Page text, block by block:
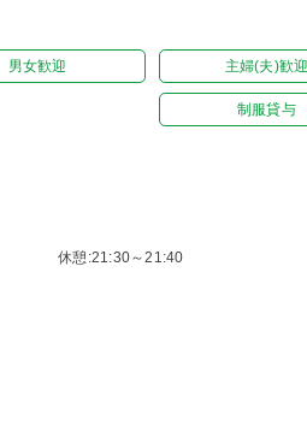
男女歓迎 主婦(夫)歓
制服貸与
休憩:21:30～21:40